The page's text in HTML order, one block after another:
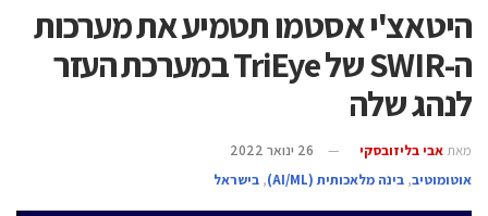
היטאצ'י אסטמו תטמיע את מערכות
ה-SWIR של TriEye במערכת העזר
לנהג שלה
מאת אבי בליזובסקי
26 ינואר 2022
אוטומוטיב, בינה מלאכותית (AI/ML) , בישראל